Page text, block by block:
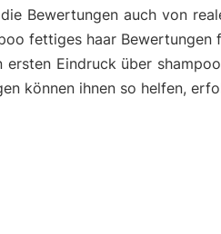
Bewertungen auch von
fettiges haar Bewertungen
ersten Eindruck über
können ihnen so helfen,